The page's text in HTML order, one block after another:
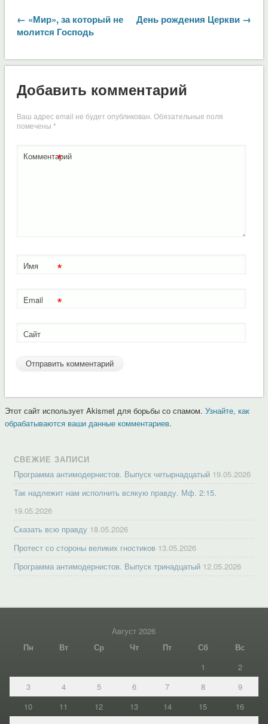
← «Мир», за который не
молится Господь
День рождения Церкви →
Добавить комментарий
Ваш адрес email не будет опубликован.Обязательные поля
помечены *
Комментарий
*
Имя *
Email *
Сайт
Этот сайт использует Akismet для борьбы со спамом. Узнайте, как
обрабатываются ваши данные комментариев.
СВЕЖИЕ ЗАПИСИ
Программа антимодернистов. Выпуск четырнадцатый 19.05.2026
Так надлежит нам исполнить всякую правду. Мф. 2:15.
19.05.2026
Сказать всю правду 18.05.2026
Протест со стороны великих гностиков 13.05.2026
Программа антимодернистов. Выпуск тринадцатый 12.05.2026
Август 2026
Пн
Вт Ср Чт Пт Сб
Вс
1
2
3
4 5 6 7 8
9
10
11 12 13 14 15
16